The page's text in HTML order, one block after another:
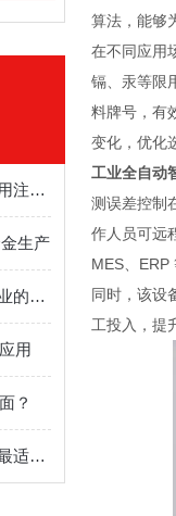
钢铁工业全自动化分析仪使用注意事项以及功能特点
生产
手持XRF光谱仪在不锈钢行业的应用有哪些
用
？
全自动在线元素载量分析仪最适配哪些领域
算法，能够
在不同应用
镉、汞等限
料牌号，有
变化，优化
工业全自动
测误差控制
作人员可远
MES、ERP
同时，该设
工投入，提